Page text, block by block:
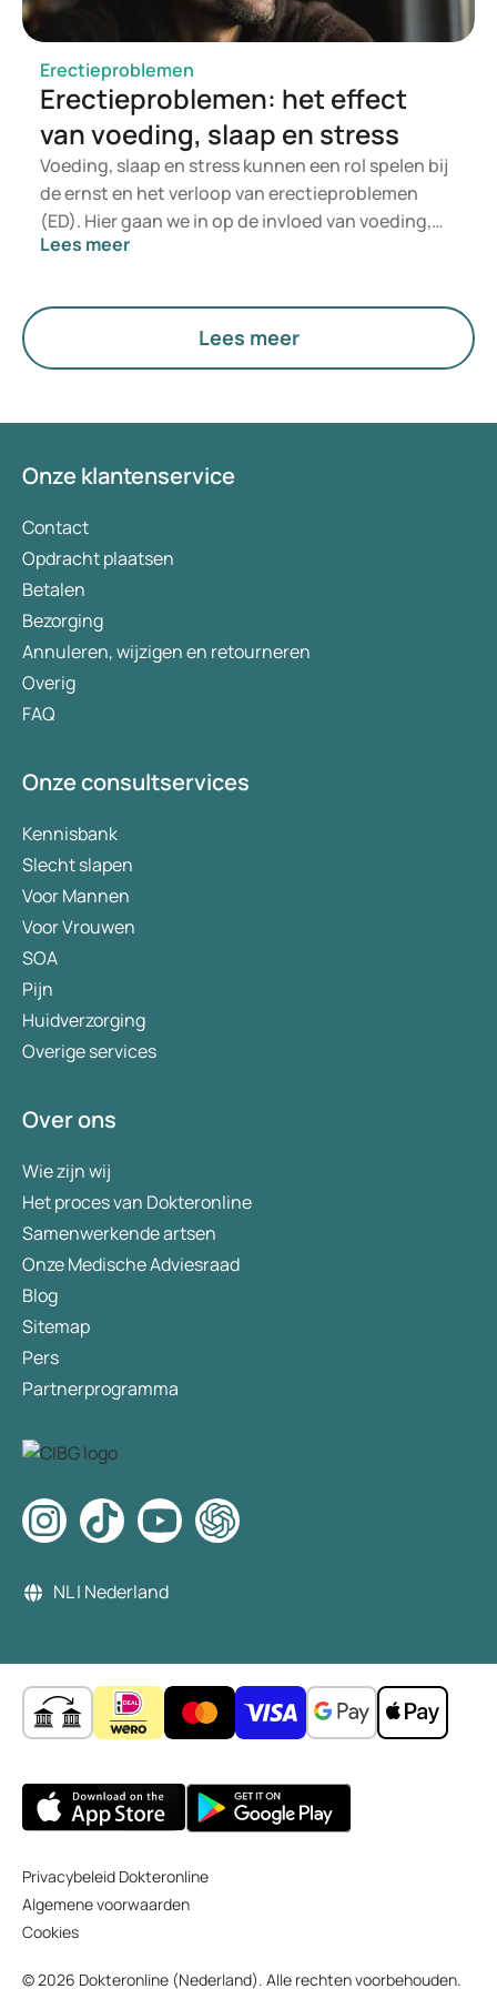
Erectieproblemen
Erectieproblemen: het effect
van voeding, slaap en stress
Voeding, slaap en stress kunnen een rol spelen bij
de ernst en het verloop van erectieproblemen
(ED). Hier gaan we in op de invloed van voeding,
slaap en stress op erectieproblemen en wat je zelf
intieme relaties te behouden of verbeteren.
Lees meer
Lees meer
Onze klantenservice
Contact
Opdracht plaatsen
Betalen
Bezorging
Annuleren, wijzigen en retourneren
Overig
FAQ
Onze consultservices
Kennisbank
Slecht slapen
Voor Mannen
Voor Vrouwen
SOA
Pijn
Huidverzorging
Overige services
Over ons
Wie zijn wij
Het proces van Dokteronline
Samenwerkende artsen
Onze Medische Adviesraad
Blog
Sitemap
Pers
Partnerprogramma
NL | Nederland
Privacybeleid Dokteronline
Algemene voorwaarden
Cookies
© 2026 Dokteronline (Nederland). Alle rechten voorbehouden.